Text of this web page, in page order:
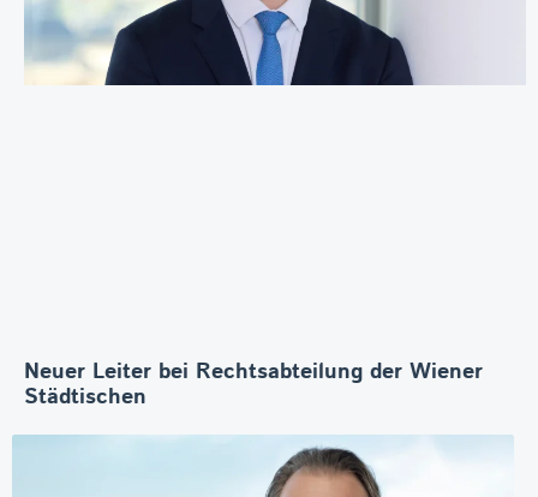
Neuer Leiter bei Rechtsabteilung der Wiener
Städtischen